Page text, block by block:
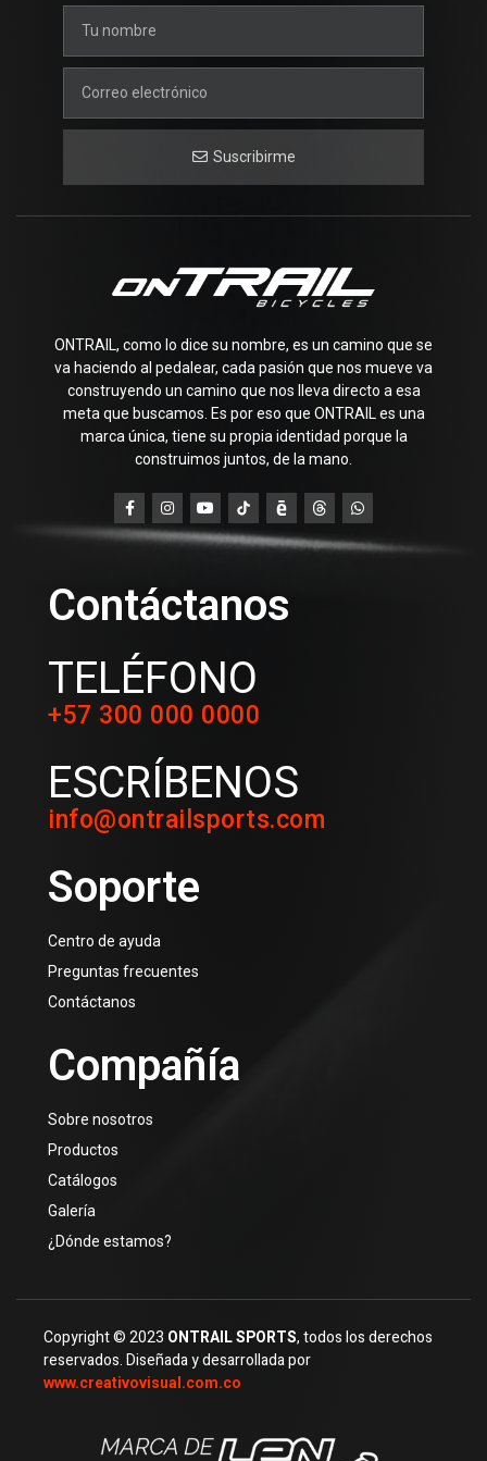
Suscribirme
ONTRAIL, como lo dice su nombre, es un camino que se
va haciendo al pedalear, cada pasión que nos mueve va
construyendo un camino que nos lleva directo a esa
meta que buscamos. Es por eso que ONTRAIL es una
marca única, tiene su propia identidad porque la
construimos juntos, de la mano.
Contáctanos
TELÉFONO
+57 300 000 0000
ESCRÍBENOS
info@ontrailsports.com
Soporte
Centro de ayuda
Preguntas frecuentes
Contáctanos
Compañía
Sobre nosotros
Productos
Catálogos
Galería
¿Dónde estamos?
Copyright © 2023 ONTRAIL SPORTS, todos los derechos
reservados. Diseñada y desarrollada por
www.creativovisual.com.co